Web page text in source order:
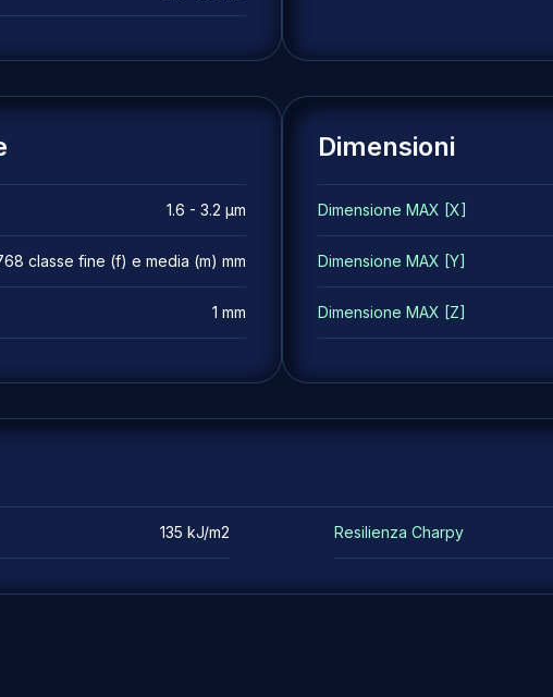
1.6 - 3.2 µm
classe fine (f) e media (m) mm
1 mm
Dimensioni
Dimensione MAX [X]
Dimensione MAX [Y]
Dimensione MAX [Z]
135 kJ/m2 Resilienza Charpy